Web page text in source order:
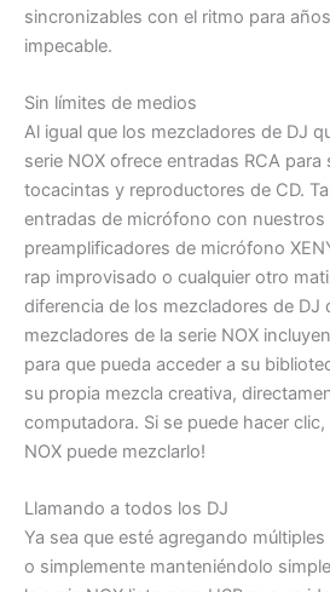
sincronizables con el ritmo para
impecable.
Sin límites de medios
Al igual que los mezcladores de DJ
serie NOX ofrece entradas RCA
tocacintas y reproductores de CD.
entradas de micrófono con nuestros
preamplificadores de micrófono
rap improvisado o cualquier otro
diferencia de los mezcladores de DJ
mezcladores de la serie NOX
para que pueda acceder a su
su propia mezcla creativa,
computadora. Si se puede hacer clic,
NOX puede mezclarlo!
Llamando a todos los DJ
Ya sea que esté agregando
o simplemente manteniéndolo